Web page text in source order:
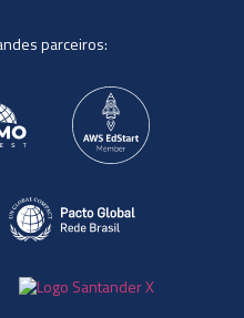
parceiros: